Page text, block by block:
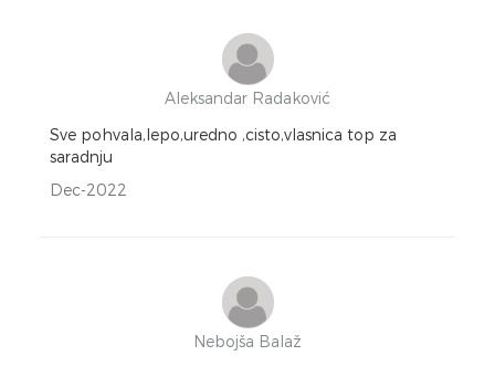
Aleksandar Radaković
Sve pohvala,lepo,uredno ,cisto,vlasnica top za
saradnju
Dec-2022
Nebojša Balaž